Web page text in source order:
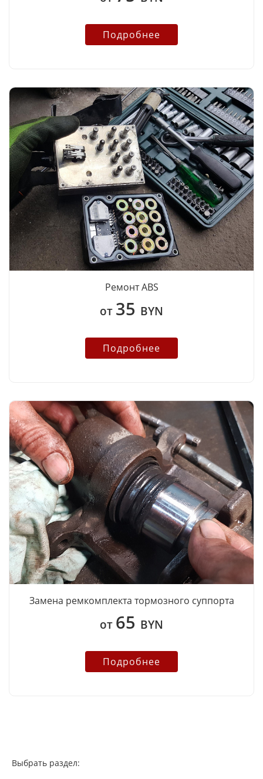
Подробнее
Ремонт ABS
от 35 BYN
Подробнее
Замена ремкомплекта тормозного суппорта
от 65 BYN
Подробнее
Выбрать раздел: